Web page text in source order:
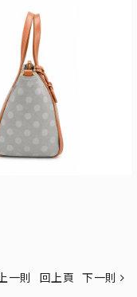
上一則 回上頁 下一則